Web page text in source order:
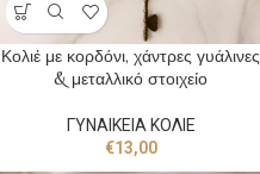
Κολιέ με κορδόνι, χάντρες γυάλινες
& μεταλλικό στοιχείο
ΓΥΝΑΙΚΕΙΑ ΚΟΛΙΕ
€13,00